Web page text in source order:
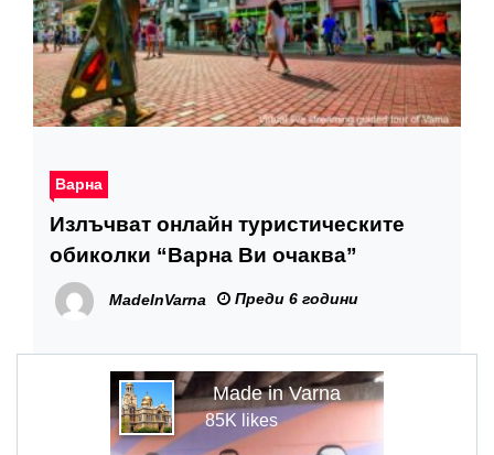
Варна
Излъчват онлайн туристическите
обиколки “Варна Ви очаква”
MadeInVarna Преди 6 години
Made in Varna
85K likes